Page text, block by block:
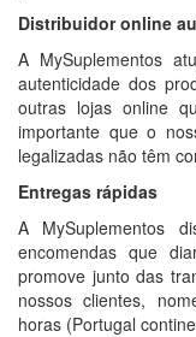
Distribuidor online
A MySuplementos
autenticidade dos
outras lojas online
importante que o
legalizadas não têm
Entregas rápidas
A MySuplementos
encomendas que
promove junto das
nossos clientes,
horas (Portugal